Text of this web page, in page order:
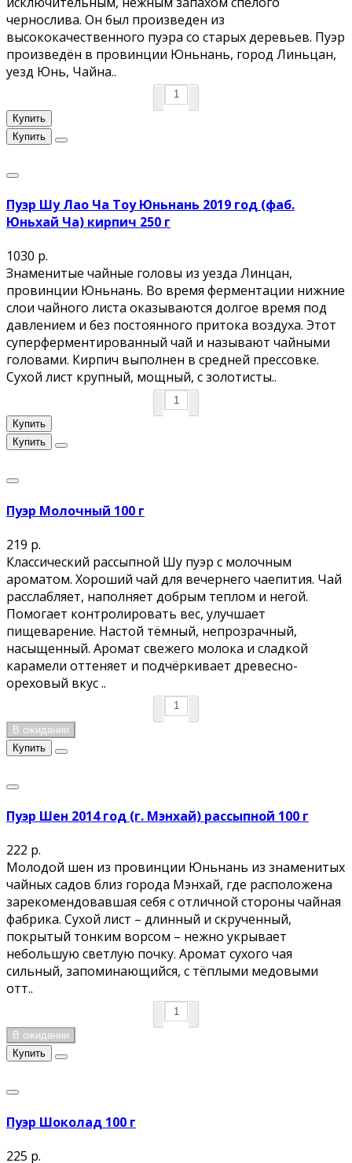
чернослива. Он был произведен из
высококачественного пуэра со старых деревьев. Пуэр
произведён в провинции Юньнань, город Линьцан,
уезд Юнь, Чайна..
Купить
Купить
Пуэр Шу Лао Ча Тоу Юньнань 2019 год (фаб.
Юньхай Ча) кирпич 250 г
1030 р.
Знаменитые чайные головы из уезда Линцан,
провинции Юньнань. Во время ферментации нижние
слои чайного листа оказываются долгое время под
давлением и без постоянного притока воздуха. Этот
суперферментированный чай и называют чайными
головами. Кирпич выполнен в средней прессовке.
Сухой лист крупный, мощный, с золотисты..
Купить
Купить
Пуэр Молочный 100 г
219 р.
Классический рассыпной Шу пуэр с молочным
ароматом. Хороший чай для вечернего чаепития. Чай
расслабляет, наполняет добрым теплом и негой.
Помогает контролировать вес, улучшает
пищеварение. Настой тёмный, непрозрачный,
насыщенный. Аромат свежего молока и сладкой
карамели оттеняет и подчёркивает древесно-
ореховый вкус ..
В ожидании
Купить
Пуэр Шен 2014 год (г. Мэнхай) рассыпной 100 г
222 р.
Молодой шен из провинции Юньнань из знаменитых
чайных садов близ города Мэнхай, где расположена
зарекомендовавшая себя с отличной стороны чайная
фабрика. Сухой лист – длинный и скрученный,
покрытый тонким ворсом – нежно укрывает
небольшую светлую почку. Аромат сухого чая
сильный, запоминающийся, с тёплыми медовыми
отт..
В ожидании
Купить
Пуэр Шоколад 100 г
225 р.